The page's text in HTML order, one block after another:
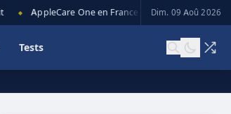
AppleCare One en France : prix, couverture et
Dim. 09 Aoû 2026
Tests